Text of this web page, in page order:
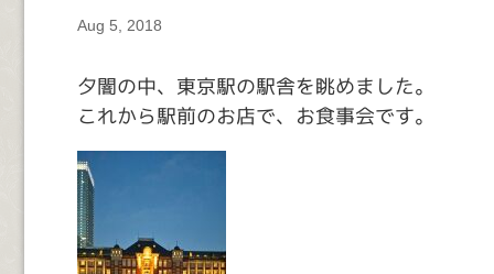
Aug 5, 2018
夕闇の中、東京駅の駅舎を眺めました。
これから駅前のお店で、お食事会です。